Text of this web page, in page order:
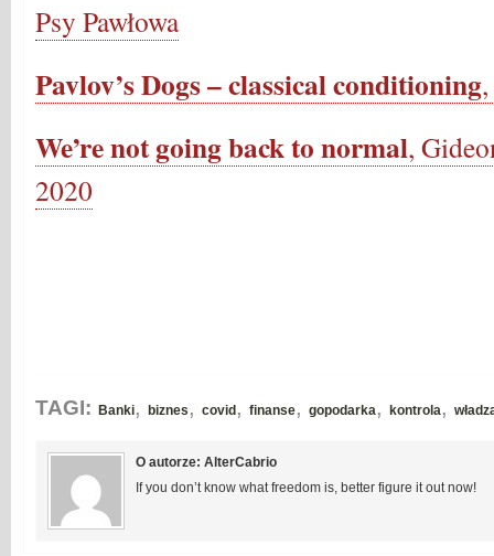
Psy Pawłowa
Pavlov’s Dogs – classical conditioning
We’re not going back to normal,
2020
TAGI: Banki, biznes , covid, finanse, gopodarka , kontrola ,
O autorze: AlterCabrio
If you don’t know what freedom is, better figure it out now!